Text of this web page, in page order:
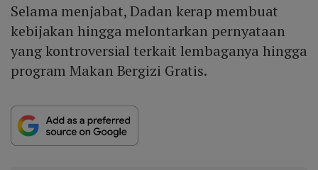
Selama menjabat, Dadan kerap membuat
kebijakan hingga melontarkan pernyataan
yang kontroversial terkait lembaganya hingga
program Makan Bergizi Gratis.